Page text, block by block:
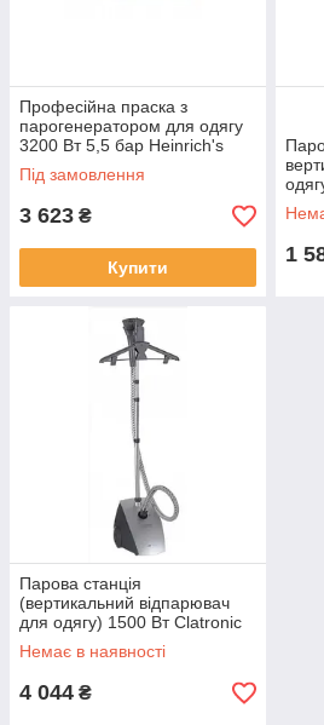
Професійна праска з
парогенератором для одягу
3200 Вт 5,5 бар Heinrich's
відпарювач ручний
Під замовлення
3 623 ₴
Купити
1
Парова станція
(вертикальний відпарювач
для одягу) 1500 Вт Clatronic
Прасувальна система з
парогенератором
Немає в наявності
4 044 ₴